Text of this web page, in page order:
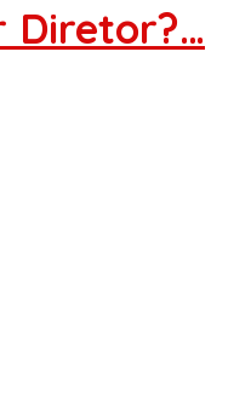
Diretor?…